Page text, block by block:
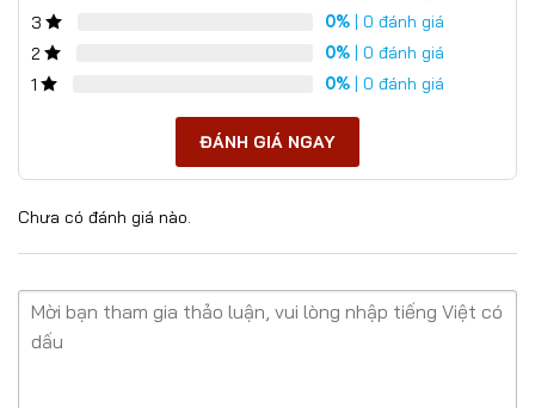
3
0% | 0 đánh giá
2
0% | 0 đánh giá
1
0% | 0 đánh giá
ĐÁNH GIÁ NGAY
Chưa có đánh giá nào.